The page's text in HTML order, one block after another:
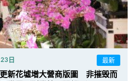
日 最新
新花墟增大營商版圖 非摧毁而